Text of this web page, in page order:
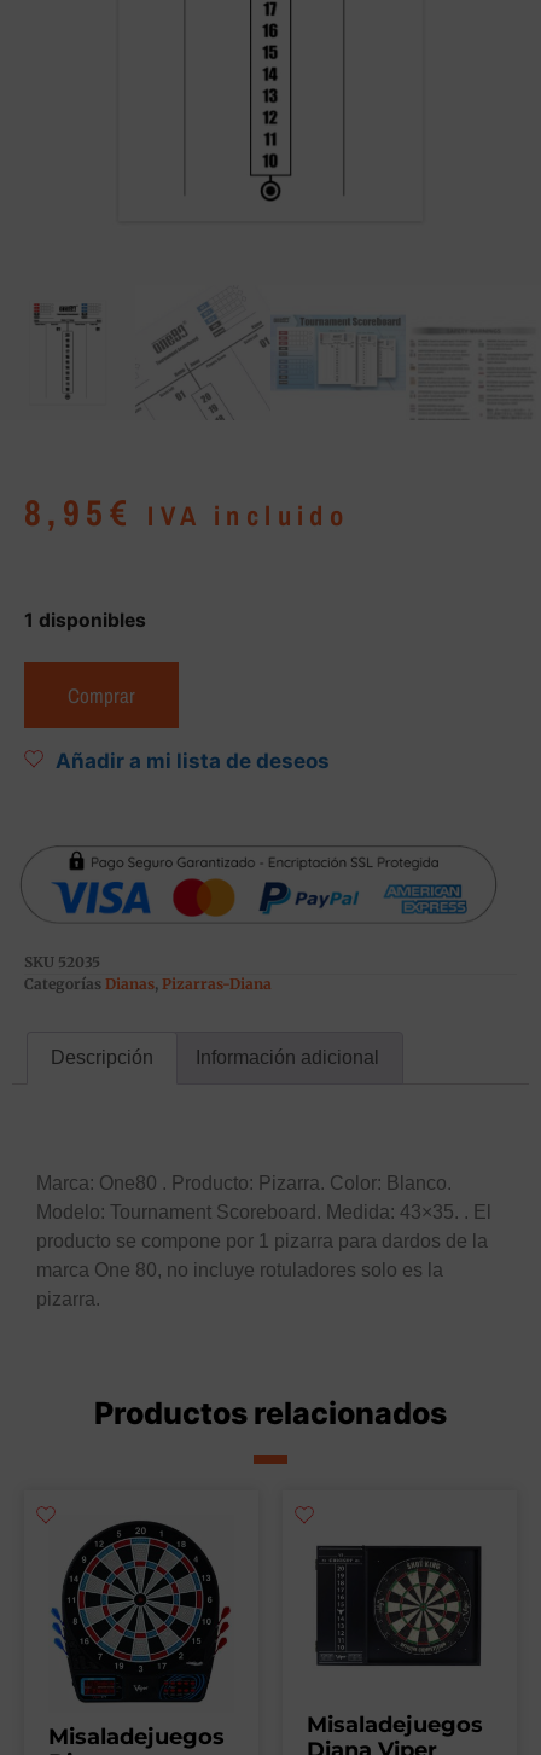
8,95€ IVA incluido
1 disponibles
Comprar
Añadir a mi lista de deseos
SKU 52035
Categorías Dianas, Pizarras-Diana
Descripción Información adicional
Marca: One80 . Producto: Pizarra. Color: Blanco.
Modelo: Tournament Scoreboard. Medida: 43×35. . El
producto se compone por 1 pizarra para dardos de la
marca One 80, no incluye rotuladores solo es la
pizarra.
Productos relacionados
Misaladejuegos
Misaladejuegos